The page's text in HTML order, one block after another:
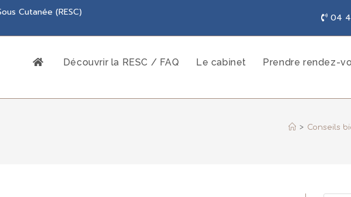
Cutanée (RESC) 04
Découvrir la RESC / FAQ Le cabinet Prendre rendez-
> Conseils